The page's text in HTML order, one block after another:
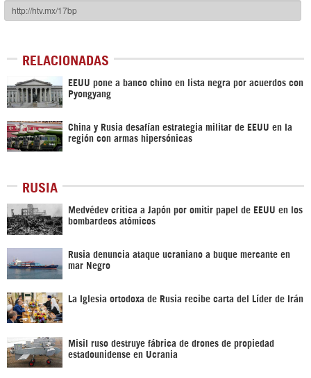
RELACIONADAS
EEUU pone a banco chino en lista negra por acuerdos con
Pyongyang
China y Rusia desafían estrategia militar de EEUU en la
región con armas hipersónicas
RUSIA
Medvédev critica a Japón por omitir papel de EEUU en los
bombardeos atómicos
Rusia denuncia ataque ucraniano a buque mercante en
mar Negro
La Iglesia ortodoxa de Rusia recibe carta del Líder de Irán
Misil ruso destruye fábrica de drones de propiedad
estadounidense en Ucrania